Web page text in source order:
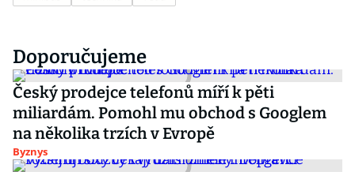
Doporučujeme
Český prodejce telefonů míří k pěti
miliardám. Pomohl mu obchod s Googlem
na několika trzích v Evropě
Byznys